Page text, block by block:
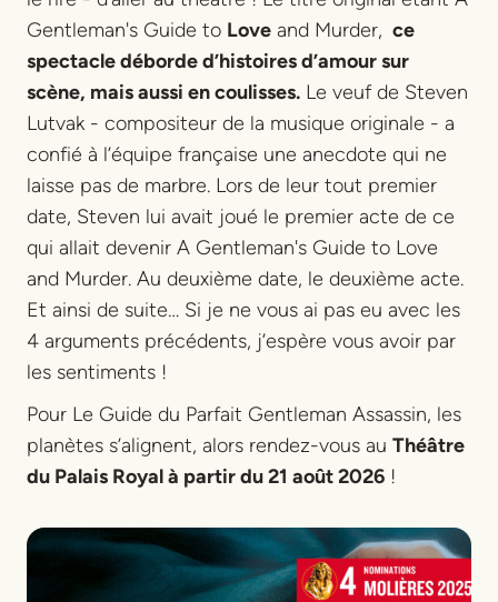
Gentleman's Guide to Love and Murder, ce
spectacle déborde d’histoires d’amour sur
scène, mais aussi en coulisses. Le veuf de Steven
Lutvak - compositeur de la musique originale - a
confié à l’équipe française une anecdote qui ne
laisse pas de marbre. Lors de leur tout premier
date, Steven lui avait joué le premier acte de ce
qui allait devenir A Gentleman's Guide to Love
and Murder. Au deuxième date, le deuxième acte.
Et ainsi de suite… Si je ne vous ai pas eu avec les
4 arguments précédents, j’espère vous avoir par
les sentiments !
Pour Le Guide du Parfait Gentleman Assassin, les
planètes s’alignent, alors rendez-vous au Théâtre
du Palais Royal à partir du 21 août 2026 !